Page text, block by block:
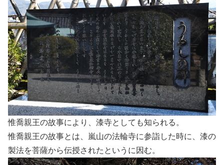
惟喬親王の故事により、漆寺としても知られる。
惟喬親王の故事とは、嵐山の法輪寺に参詣した時に、漆の
製法を菩薩から伝授されたというに因む。